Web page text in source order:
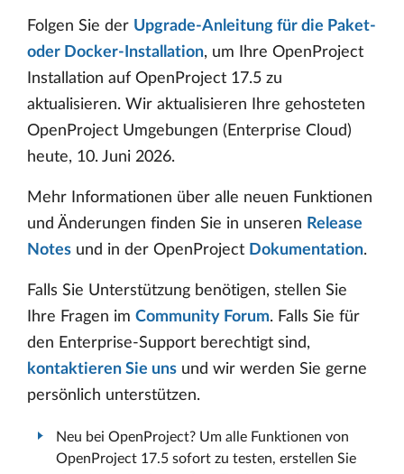
Folgen Sie der Upgrade-Anleitung für die Paket-
oder Docker-Installation, um Ihre OpenProject
Installation auf OpenProject 17.5 zu
aktualisieren. Wir aktualisieren Ihre gehosteten
OpenProject Umgebungen (Enterprise Cloud)
heute, 10. Juni 2026.
Mehr Informationen über alle neuen Funktionen
und Änderungen finden Sie in unseren Release
Notes und in der OpenProject Dokumentation.
Falls Sie Unterstützung benötigen, stellen Sie
Ihre Fragen im Community Forum. Falls Sie für
den Enterprise-Support berechtigt sind,
kontaktieren Sie uns und wir werden Sie gerne
persönlich unterstützen.
Neu bei OpenProject? Um alle Funktionen von
OpenProject 17.5 sofort zu testen, erstellen Sie